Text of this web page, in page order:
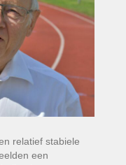
relatief stabiele
een